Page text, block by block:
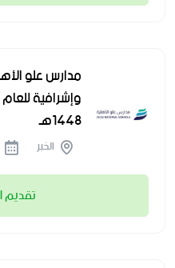
مدارس علو
وإشرافية
1448هـ
الخبر
تقديم